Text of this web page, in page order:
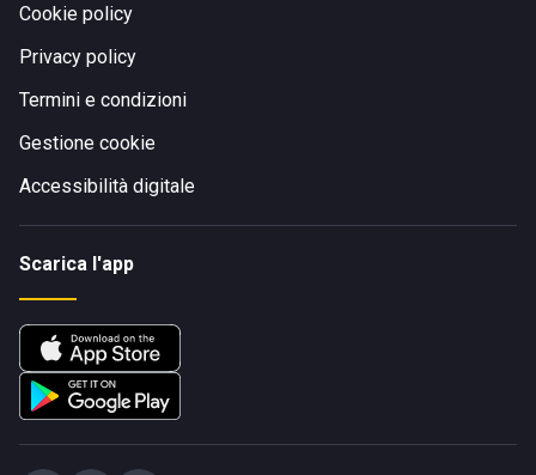
Cookie policy
Privacy policy
Termini e condizioni
Gestione cookie
Accessibilità digitale
Scarica l'app